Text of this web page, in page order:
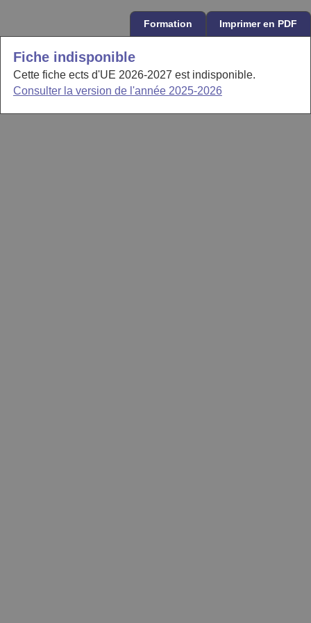
Formation Imprimer en PDF
Fiche indisponible
Cette fiche ects d'UE 2026-2027 est indisponible.
Consulter la version de l'année 2025-2026